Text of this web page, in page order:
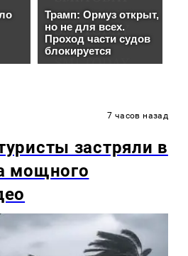
7 часов назад
застряли в
мощного